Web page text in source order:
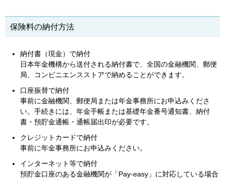
保険料の納付方法
納付書（現金）で納付
日本年金機構から送付される納付書で、全国の金融機関、郵便
局、コンビニエンスストアで納めることができます。
口座振替で納付
事前に金融機関、郵便局または年金事務所にお申込みくださ
い。手続きには、年金手帳または基礎年金番号通知書、納付
書・預貯金通帳・通帳届出印が必要です。
クレジットカードで納付
事前に年金事務所にお申込みください。
インターネット等で納付
預貯金口座のある金融機関が「Pay-easy」に対応している場合